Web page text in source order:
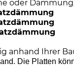
oder
anhand Ihrer
Die Platten